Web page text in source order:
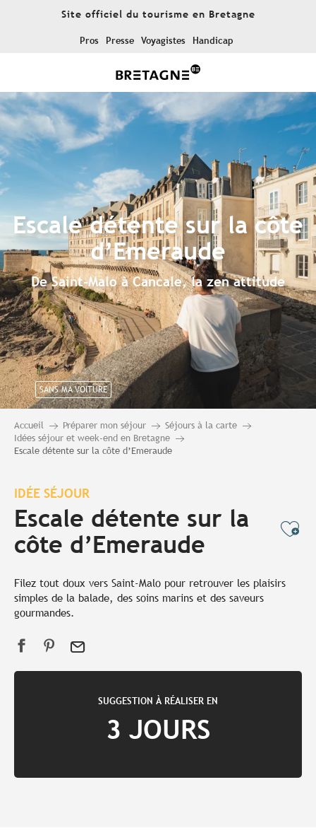
Site officiel du tourisme en Bretagne
Pros Presse Voyagistes Handicap
Escale détente sur la côte
d’Emeraude
De Saint-Malo à Cancale, la zen attitude
SANS MA VOITURE
Accueil Préparer mon séjour
Séjours à la carte
Idées séjour et week-end en Bretagne
Escale détente sur la côte d’Emeraude
IDÉE SÉJOUR
Escale détente sur la
côte d’Emeraude
Filez tout doux vers Saint-Malo pour retrouver les plaisirs
simples de la balade, des soins marins et des saveurs
gourmandes.
SUGGESTION À RÉALISER EN
3 JOURS